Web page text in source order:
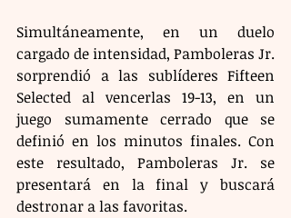
Simultáneamente, en un duelo
cargado de intensidad, Pamboleras Jr.
sorprendió a las sublíderes Fifteen
Selected al vencerlas 19-13, en un
juego sumamente cerrado que se
definió en los minutos finales. Con
este resultado, Pamboleras Jr. se
presentará en la final y buscará
destronar a las favoritas.